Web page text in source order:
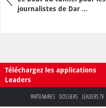
journalistes de Dar ...
Téléchargez les applications
Leaders
PARTENAIRES DOSSIERS LEADERS TV